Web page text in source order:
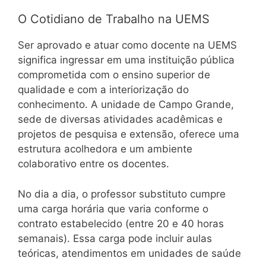
O Cotidiano de Trabalho na UEMS
Ser aprovado e atuar como docente na UEMS
significa ingressar em uma instituição pública
comprometida com o ensino superior de
qualidade e com a interiorização do
conhecimento. A unidade de Campo Grande,
sede de diversas atividades acadêmicas e
projetos de pesquisa e extensão, oferece uma
estrutura acolhedora e um ambiente
colaborativo entre os docentes.
No dia a dia, o professor substituto cumpre
uma carga horária que varia conforme o
contrato estabelecido (entre 20 e 40 horas
semanais). Essa carga pode incluir aulas
teóricas, atendimentos em unidades de saúde